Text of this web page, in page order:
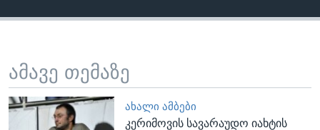
ამავე თემაზე
ᲐᲮᲐᲚᲘ ᲐᲛᲑᲔᲑᲘ
კერიმოვის სავარაუდო იახტის